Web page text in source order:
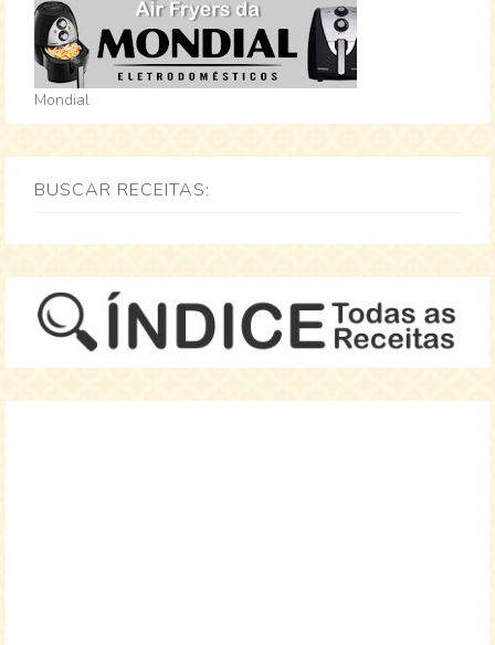
Mondial
BUSCAR RECEITAS: